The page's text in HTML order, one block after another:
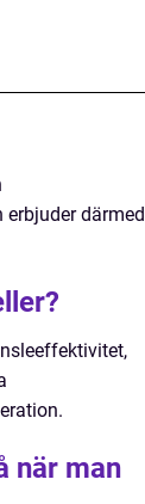
därmed
när man